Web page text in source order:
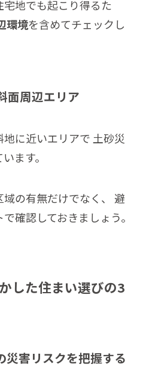
地でも起こり得るた
環境を含めてチェックし
面周辺エリア
に近いエリアで 土砂災
ます。
の有無だけでなく、 避
確認しておきましょう。
した住まい選びの3
災害リスクを把握する